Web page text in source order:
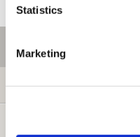
Statistics
Marketing
ご利用情報
初めての方へ